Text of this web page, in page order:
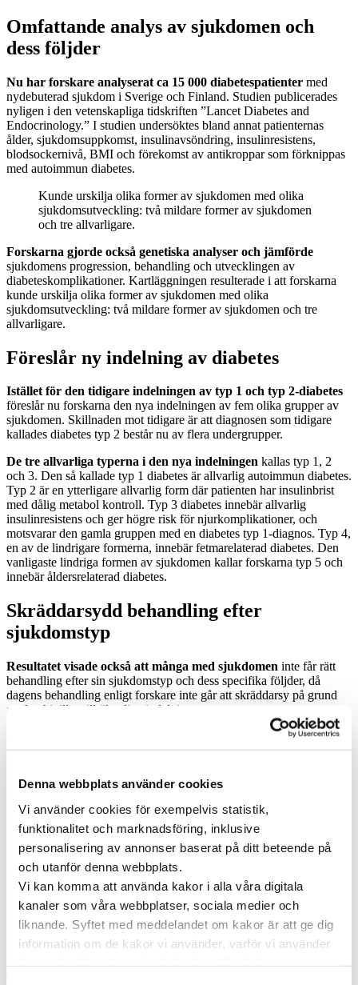
Denna webbplats använder cookies
Vi använder cookies för exempelvis statistik,
funktionalitet och marknadsföring, inklusive
personalisering av annonser baserat på ditt beteende på
och utanför denna webbplats.
Vi kan komma att använda kakor i alla våra digitala
kanaler som våra webbplatser, sociala medier och
liknande. Syftet med meddelandet om kakor är att ge dig
information om de kakor vi använder, varför vi använder
Omfattande analys av sjukdomen och
dess följder
Nu har forskare analyserat ca 15 000 diabetespatienter med
nydebuterad sjukdom i Sverige och Finland. Studien publicerades
nyligen i den vetenskapliga tidskriften ”Lancet Diabetes and
Endocrinology.” I studien undersöktes bland annat patienternas
ålder, sjukdomsuppkomst, insulinavsöndring, insulinresistens,
blodsockernivå, BMI och förekomst av antikroppar som förknippas
med autoimmun diabetes.
Kunde urskilja olika former av sjukdomen med olika
sjukdomsutveckling: två mildare former av sjukdomen
och tre allvarligare.
Forskarna gjorde också genetiska analyser och jämförde
sjukdomens progression, behandling och utvecklingen av
diabeteskomplikationer. Kartläggningen resulterade i att forskarna
kunde urskilja olika former av sjukdomen med olika
sjukdomsutveckling: två mildare former av sjukdomen och tre
allvarligare.
Föreslår ny indelning av diabetes
Istället för den tidigare indelningen av typ 1 och typ 2-diabetes
föreslår nu forskarna den nya indelningen av fem olika grupper av
sjukdomen. Skillnaden mot tidigare är att diagnosen som tidigare
kallades diabetes typ 2 består nu av flera undergrupper.
De tre allvarliga typerna i den nya indelningen kallas typ 1, 2
och 3. Den så kallade typ 1 diabetes är allvarlig autoimmun diabetes.
Typ 2 är en ytterligare allvarlig form där patienten har insulinbrist
med dålig metabol kontroll. Typ 3 diabetes innebär allvarlig
insulinresistens och ger högre risk för njurkomplikationer, och
motsvarar den gamla gruppen med en diabetes typ 1-diagnos. Typ 4,
en av de lindrigare formerna, innebär fetmarelaterad diabetes. Den
vanligaste lindriga formen av sjukdomen kallar forskarna typ 5 och
innebär åldersrelaterad diabetes.
Skräddarsydd behandling efter
sjukdomstyp
Resultatet visade också att många med sjukdomen inte får rätt
behandling efter sin sjukdomstyp och dess specifika följder, då
dagens behandling enligt forskare inte går att skräddarsy på grund
av den hittills otillräkneliga indelningen.
i hur man ska se på
sjukdomen i framtiden, och att upptäckten gör att man kan ställa en
diabetessjukdomarna kan man nu både förutse risken för allvarliga
följdsjukdomar och ge förslag på behandling, och börja behandla
förebyggande utefter patientens sjukdomstyp i ett mycket tidigare
skede.
Resultatet överträffade våra förväntningar. Det här är
det första steget mot en personlig behandling av
diabetes.
– Resultatet överträffade våra förväntningar.Det här är det
första steget mot en personlig behandling av sjukdomen. Förutom en
mer förfinad indelning kan forskarna även se att olika grupper har
olika risk för olika följdsjukdomar, säger Leif Groop.